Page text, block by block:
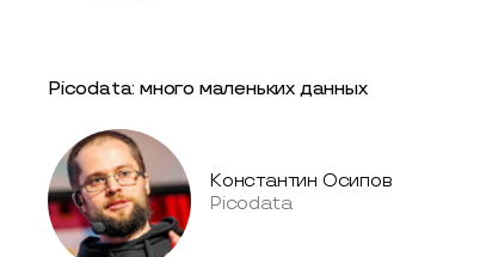
Picodata: много маленьких данных
Константин Осипов
Picodata